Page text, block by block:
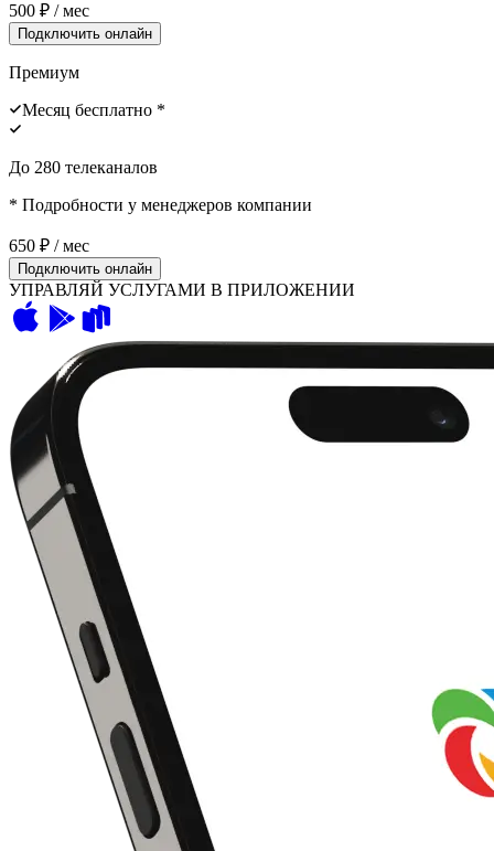
500 ₽ / мес
Подключить онлайн
Премиум
Месяц бесплатно *
До 280 телеканалов
* Подробности у менеджеров компании
650 ₽ / мес
Подключить онлайн
УПРАВЛЯЙ УСЛУГАМИ В ПРИЛОЖЕНИИ